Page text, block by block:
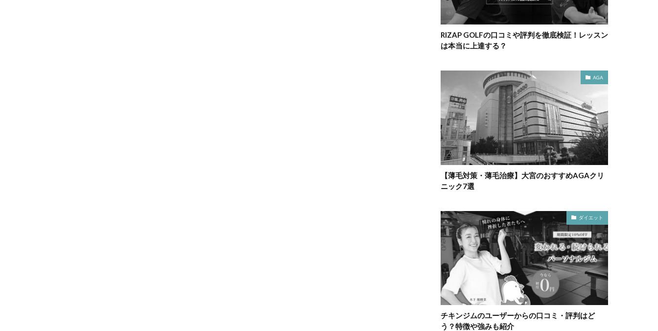
RIZAP GOLFの口コミや評判を徹底検証！レッスン
は本当に上達する？
AGA
【薄毛対策・薄毛治療】大宮のおすすめAGAクリ
ニック7選
ダイエット
チキンジムのユーザーからの口コミ・評判はど
う？特徴や強みも紹介